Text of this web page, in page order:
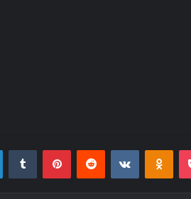
LinkedInTumblr PinterestReddit VKontakte